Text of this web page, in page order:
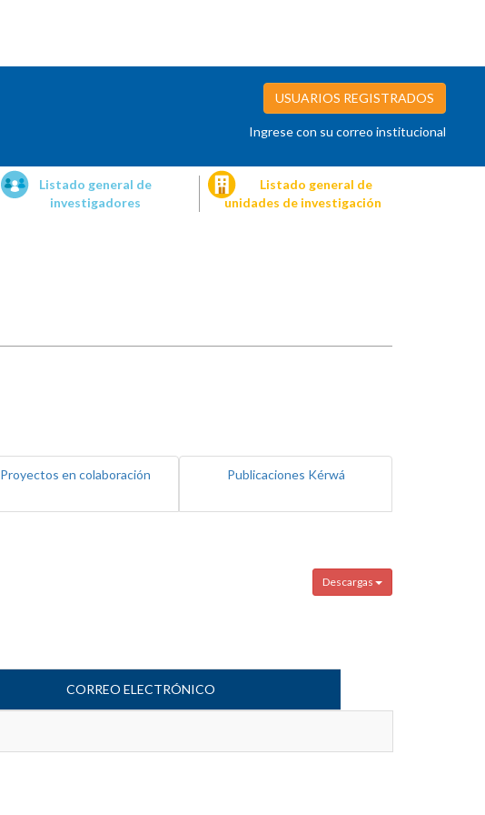
USUARIOS REGISTRADOS
Ingrese con su correo institucional
Listado general de
investigadores
Listado general de
unidades de investigación
Proyectos en colaboración Publicaciones Kérwá
Descargas
CORREO ELECTRÓNICO